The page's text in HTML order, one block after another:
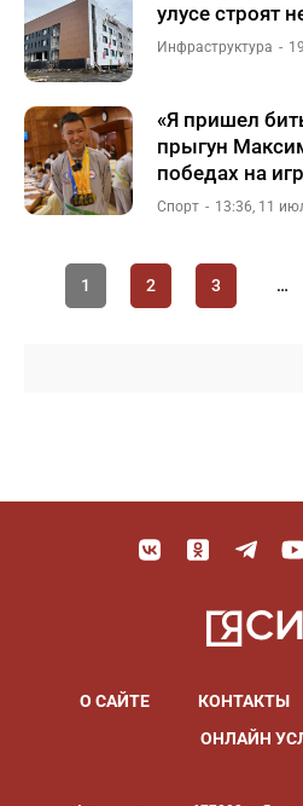
улусе строят
Инфраструктура
«Я пришел
прыгун
победах на
Спорт 13:36, 11
1 2 3 …
О САЙТЕ КОНТАКТЫ
ОНЛАЙН